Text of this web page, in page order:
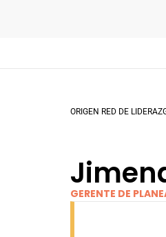
ORIGEN RED DE
GERENTE DE